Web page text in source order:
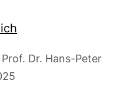
Dr. Hans-Peter